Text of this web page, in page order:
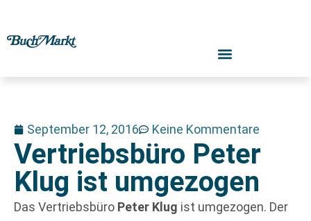
September 12, 2016 Keine Kommentare
Vertriebsbüro Peter
Klug ist umgezogen
Das Vertriebsbüro Peter Klug ist umgezogen. Der